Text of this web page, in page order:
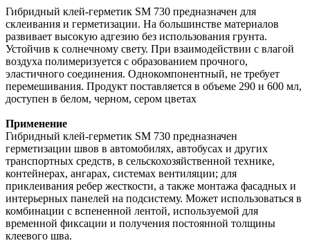
Гибридный клей-герметик SM 730 предназначен для
склеивания и герметизации. На большинстве материалов
развивает высокую адгезию без использования грунта.
Устойчив к солнечному свету. При взаимодействии с влагой
воздуха полимеризуется с образованием прочного,
эластичного соединения. Однокомпонентный, не требует
перемешивания. Продукт поставляется в объеме 290 и 600 мл,
доступен в белом, черном, сером цветах
Применение
Гибридный клей-герметик SM 730 предназначен
герметизации швов в автомобилях, автобусах и других
транспортных средств, в сельскохозяйственной технике,
контейнерах, ангарах, системах вентиляции; для
приклеивания ребер жесткости, а также монтажа фасадных и
интерьерных панелей на подсистему. Может использоваться в
комбинации с вспененной лентой, используемой для
временной фиксации и получения постоянной толщины
клеевого шва.